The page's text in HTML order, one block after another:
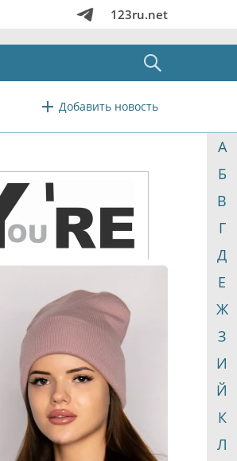
123ru.net
Добавить новость
А
Б
В
Г
Д
Е
Ж
З
И
Й
К
Л